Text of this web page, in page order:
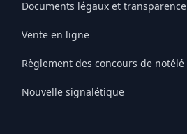
Documents légaux et transparence
Vente en ligne
Règlement des concours de notélé
Nouvelle signalétique